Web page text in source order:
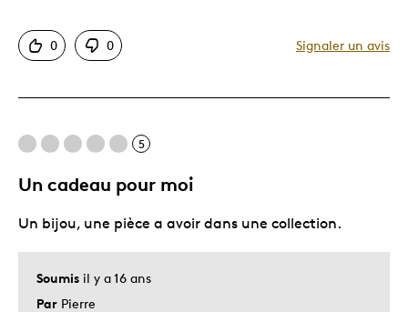
Motif attrayant
Très bonne qualité
Les meilleures utilisations
Cadeau pour adulte
Décrivez-vous Guidé par la qualité
0 0 Signaler un avis
5
Un cadeau pour moi
Soumis il y a 16 ans
Par Pierre
Un bijou, une pièce a avoir dans une collection.